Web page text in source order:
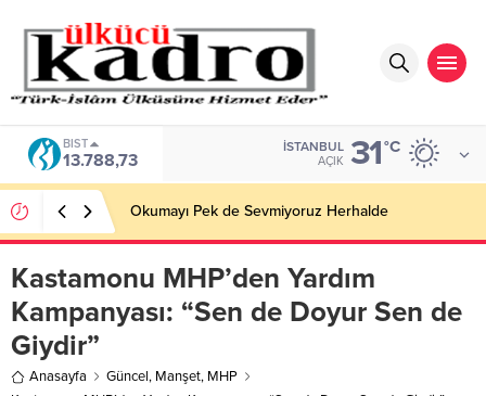
BIST
13.788,73
İSTANBUL
AÇIK 31°C
Okumayı Pek de Sevmiyoruz Herhalde
Kastamonu MHP’den Yardım
Kampanyası: “Sen de Doyur Sen de
Giydir”
Anasayfa Güncel, Manşet, MHP